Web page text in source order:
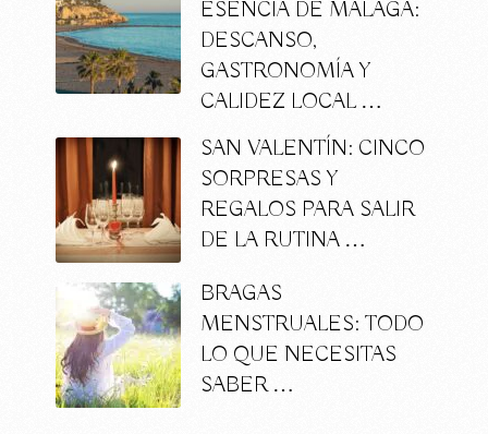
ESENCIA DE MÁLAGA:
DESCANSO,
GASTRONOMÍA Y
CALIDEZ LOCAL …
SAN VALENTÍN: CINCO
SORPRESAS Y
REGALOS PARA SALIR
DE LA RUTINA …
BRAGAS
MENSTRUALES: TODO
LO QUE NECESITAS
SABER …